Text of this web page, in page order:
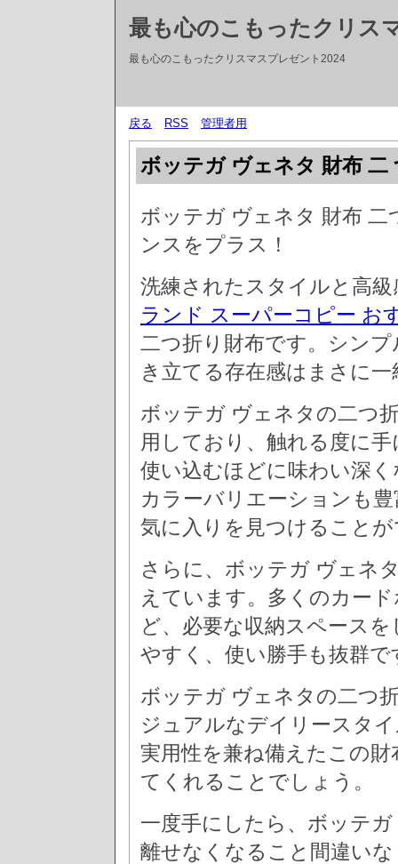
最も心のこもったクリス
最も心のこもったクリスマスプレゼント2024
戻る RSS 管理者用
ボッテガ ヴェネタ 財布 二
ボッテガ ヴェネタ 財布
ンスをプラス！
洗練されたスタイルと高
ランド スーパーコピー お
二つ折り財布です。シン
き立てる存在感はまさに一
ボッテガ ヴェネタの二つ
用しており、触れる度に
使い込むほどに味わい深
カラーバリエーションも
気に入りを見つけること
さらに、ボッテガ ヴェネ
えています。多くのカー
ど、必要な収納スペース
やすく、使い勝手も抜群で
ボッテガ ヴェネタの二つ
ジュアルなデイリースタ
実用性を兼ね備えたこの
てくれることでしょう。
一度手にしたら、ボッテ
離せなくなること間違い